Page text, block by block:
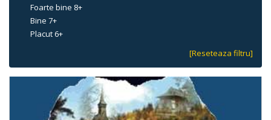
Foarte bine 8+
Bine 7+
Placut 6+
[Reseteaza filtru]